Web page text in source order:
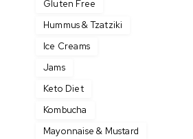
Gluten Free
Hummus & Tzatziki
Ice Creams
Jams
Keto Diet
Kombucha
Mayonnaise & Mustard